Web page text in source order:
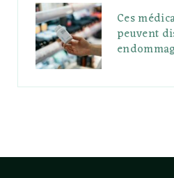
Ces
peuvent